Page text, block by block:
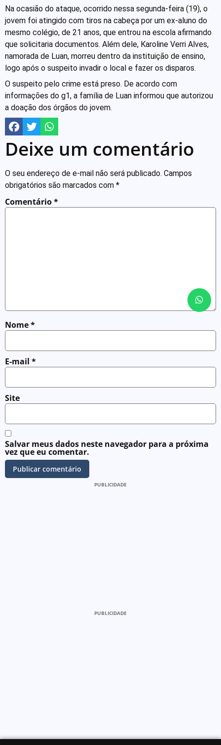
Na ocasião do ataque, ocorrido nessa segunda-feira (19), o
jovem foi atingido com tiros na cabeça por um ex-aluno do
mesmo colégio, de 21 anos, que entrou na escola afirmando
que solicitaria documentos. Além dele, Karoline Verri Alves,
namorada de Luan, morreu dentro da instituição de ensino,
logo após o suspeito invadir o local e fazer os disparos.
O suspeito pelo crime está preso. De acordo com
informações do g1, a família de Luan informou que autorizou
a doação dos órgãos do jovem.
Deixe um comentário
O seu endereço de e-mail não será publicado. Campos
obrigatórios são marcados com *
Comentário*
Nome*
E-mail *
Site
Salvar meus dados neste navegador para a próxima
vez que eu comentar.
PUBLICIDADE
PUBLICIDADE